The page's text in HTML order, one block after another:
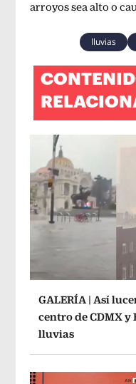
arroyos sea alto o
lluvias
GALERÍA | Así
centro de CDMX y
lluvias